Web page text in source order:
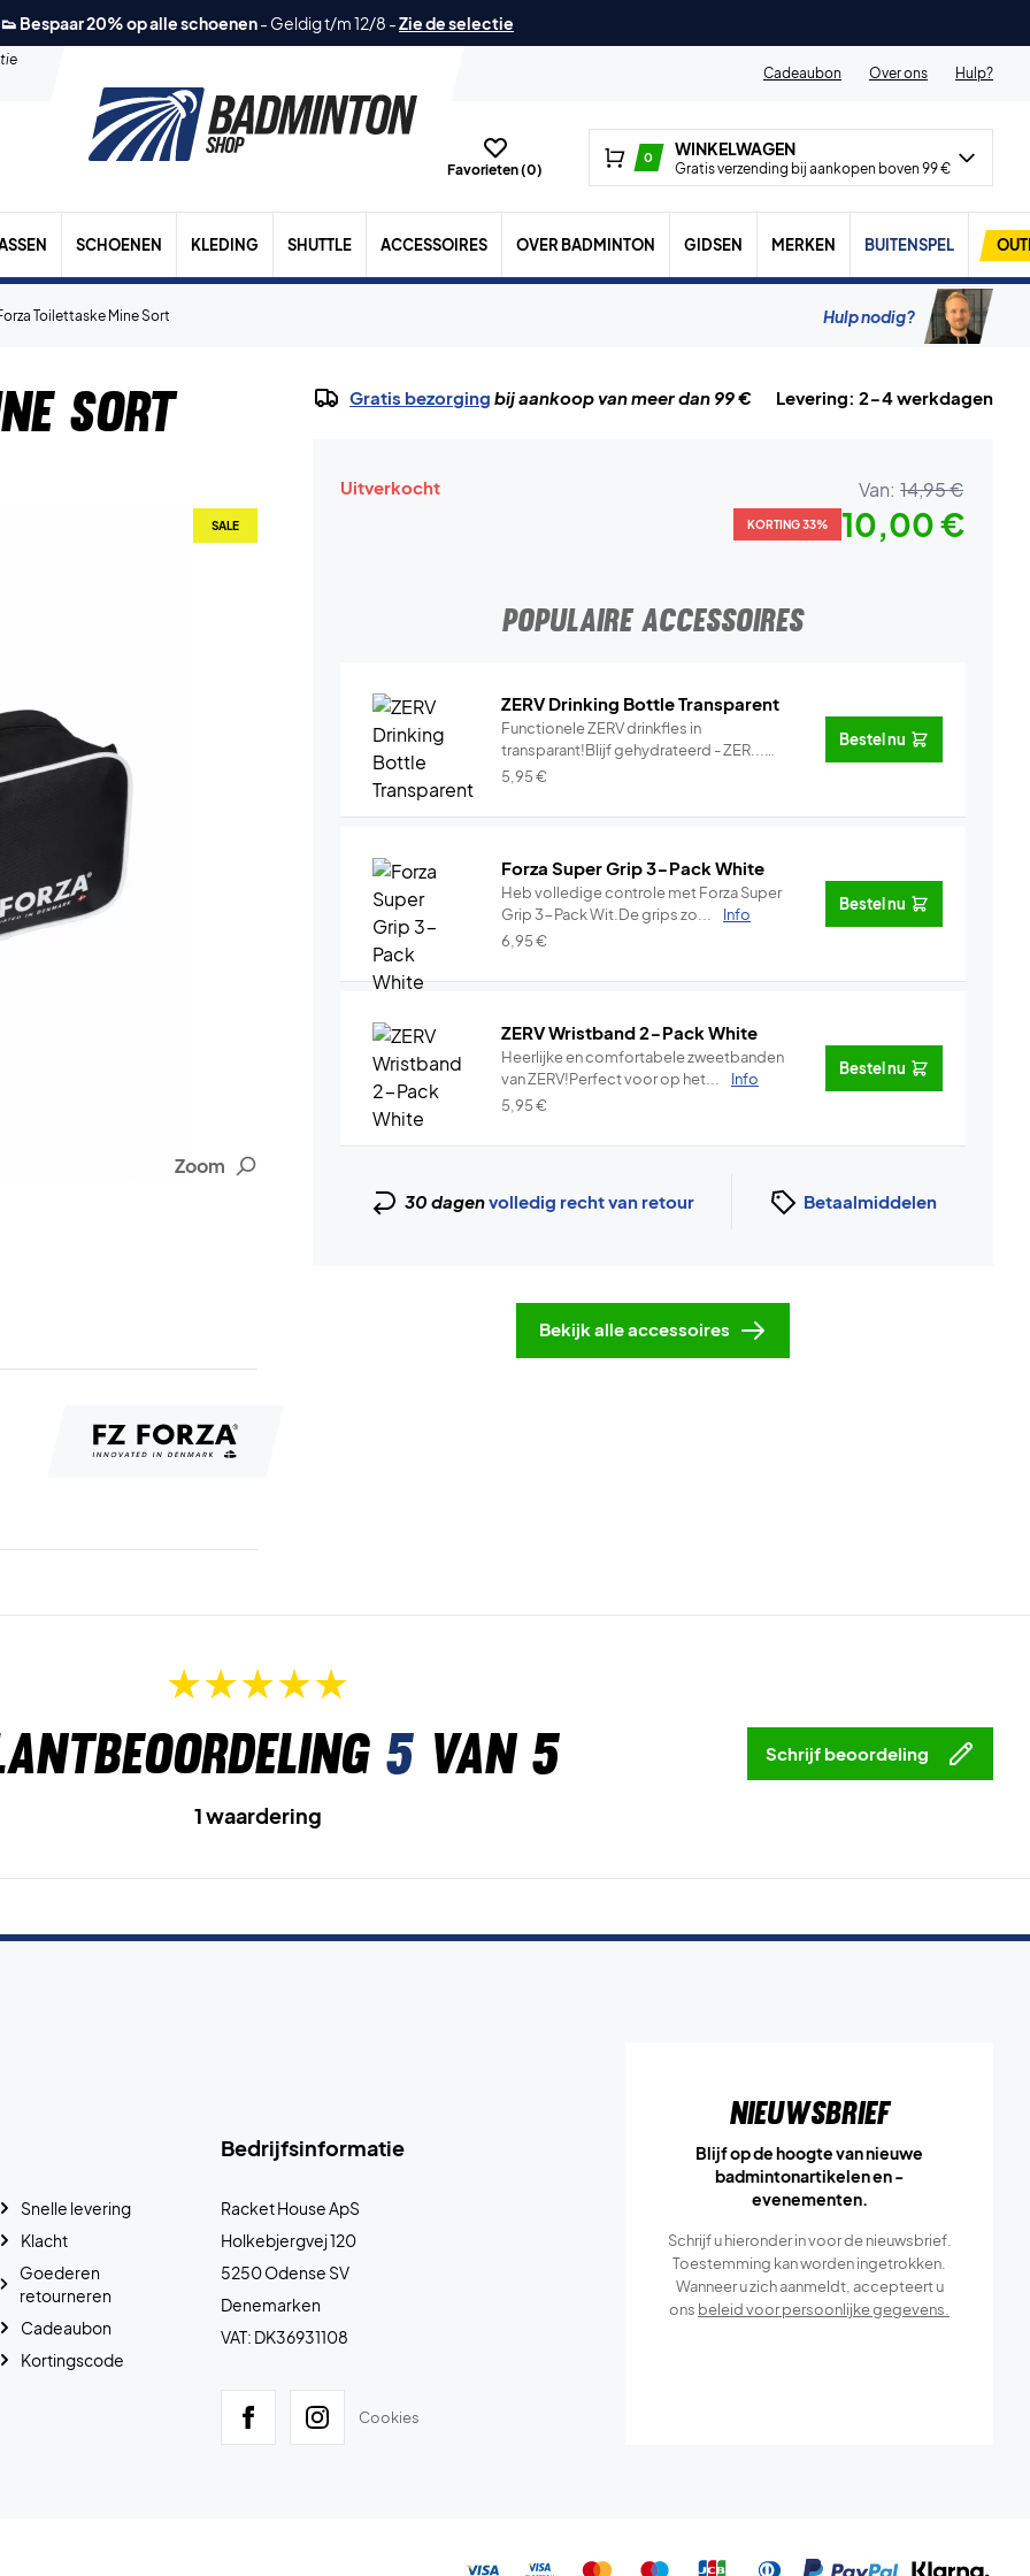
👟 Bespaar 20% op alle schoenen- Geldig t/m 12/8 -Zie de selectie
Cadeaubon
Over ons Hulp?
Favorieten (0)
0 WINKELWAGEN
Gratis verzending bij aankopen boven 99 €
SCHOENEN KLEDING SHUTTLE ACCESSOIRES OVER BADMINTON GIDSEN MERKEN BUITENSPEL
Toilettaske Mine Sort Hulp nodig?
Sort
Zoom
SALE
Gratis bezorging bij aankoop van meer dan 99 € Levering: 2-4 werkdagen
Uitverkocht Van: 14,95 €
KORTING 33% 10,00 €
POPULAIRE ACCESSOIRES
ZERV Drinking Bottle Transparent
Functionele ZERV drinkfles in
transparant!Blijf gehydrateerd - ZER...
Info
5,95€
Bestel nu
Forza Super Grip 3-Pack White
Heb volledige controle met Forza Super
Grip 3-Pack Wit.De grips zo...
Info
6,95€
Bestel nu
ZERV Wristband 2-Pack White
Heerlijke en comfortabele zweetbanden
van ZERV!Perfect voor op het...
Info
5,95€
Bestel nu
30 dagenvolledig recht van retour Betaalmiddelen
Bekijk alle accessoires
5van 5 Schrijf beoordeling
1 waardering
Bedrijfsinformatie
Racket House ApS
Holkebjergvej 120
5250 Odense SV
Denemarken
VAT: DK36931108
Cookies
Snelle levering
Klacht
Goederen
retourneren
Cadeaubon
Kortingscode
Nieuwsbrief
Blijf op de hoogte van nieuwe
badmintonartikelen en -
evenementen.
Schrijf u hieronder in voor de nieuwsbrief.
Toestemming kan worden ingetrokken.
Wanneer u zich aanmeldt, accepteert u
ons beleid voor persoonlijke gegevens.